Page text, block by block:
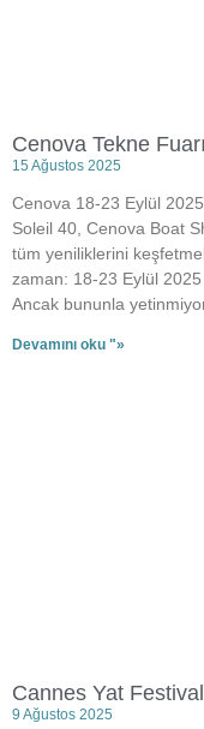
Cenova Tekne
15 Ağustos 2025
Cenova 18-23 Eylül
Soleil 40, Cenova Boat
tüm yeniliklerini
zaman: 18-23 Eylül
Ancak bununla
Devamını oku "»
Cannes Yat
9 Ağustos 2025